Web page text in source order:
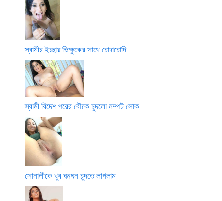
স্বামীর ইচ্ছায় ভিক্ষুকের সাথে চোদাচোদি
স্বামী বিদেশ পরের বৌকে চুদলো লম্পট লোক
সোনালীকে খুব ঘনঘন চুদতে লাগলাম